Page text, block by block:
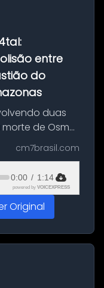
entre
do
duas
de Osmar
no município
interior do
cm7brasil.com
0:00 / 1:14
powered by VOICEXPRESS
Original